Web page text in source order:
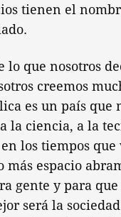
tienen el
lo que nosotros
creemos
es un país que
la ciencia, a la
los tiempos que
más espacio
gente y para
será la